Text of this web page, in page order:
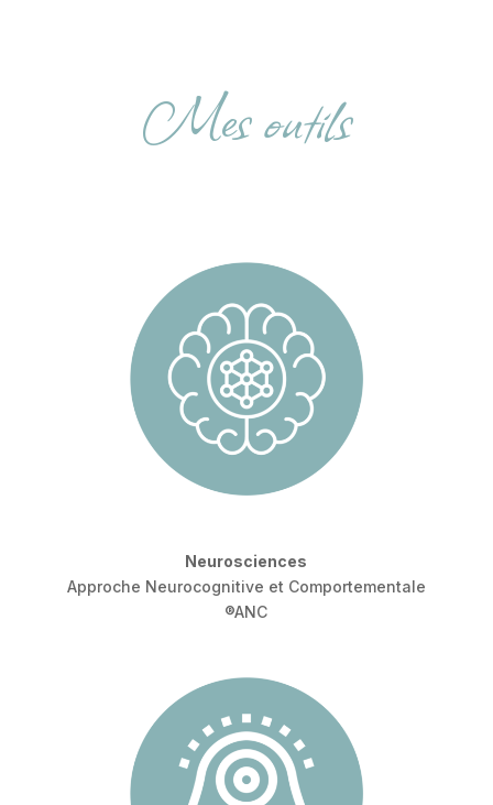
Mes outils
Neurosciences
Approche Neurocognitive et Comportementale
®ANC